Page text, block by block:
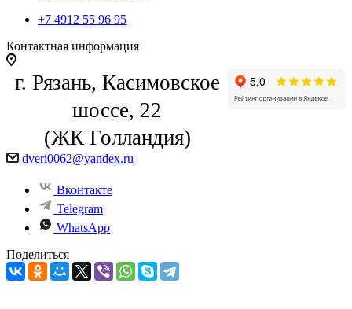
+7 4912 55 96 95
Контактная информация
г. Рязань, Касимовское
шоссе, 22
(ЖК Голландия)
dveri0062@yandex.ru
Вконтакте
Telegram
WhatsApp
Поделиться